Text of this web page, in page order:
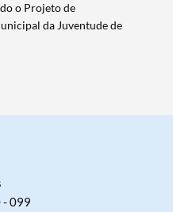
o Projeto de
da Juventude de
- 099